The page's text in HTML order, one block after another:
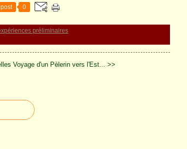
0
préliminaires
Voyage d'un Pèlerin vers l'Est... >>